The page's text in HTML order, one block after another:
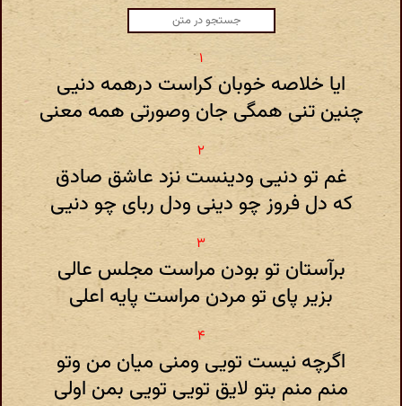
ایا خلاصه خوبان کراست درهمه دنیی
چنین تنی همگی جان وصورتی همه معنی
غم تو دنیی ودینست نزد عاشق صادق
که دل فروز چو دینی ودل ربای چو دنیی
برآستان تو بودن مراست مجلس عالی
بزیر پای تو مردن مراست پایه اعلی
اگرچه نیست تویی ومنی میان من وتو
منم منم بتو لایق تویی تویی بمن اولی